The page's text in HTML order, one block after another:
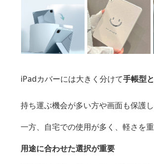
iPadカバーには大きく分けて手帳型
持ち運ぶ機会が多い方や画面も保護
一方、自宅での使用が多く、軽さを
用途に合わせた選択が重要